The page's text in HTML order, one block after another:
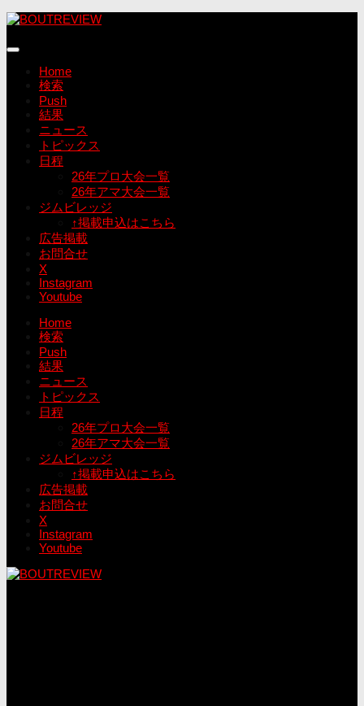
コ
テ
Home
検索
Push
結果
ニュース
トピックス
日程
26年プロ大会一覧
26年アマ大会一覧
ジムビレッジ
↑掲載申込はこちら
広告掲載
お問合せ
X
Instagram
Youtube
Home
検索
Push
結果
ニュース
トピックス
日程
26年プロ大会一覧
26年アマ大会一覧
ジムビレッジ
↑掲載申込はこちら
広告掲載
お問合せ
X
Instagram
Youtube